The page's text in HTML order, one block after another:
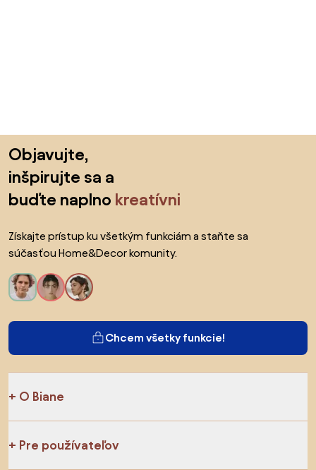
Objavujte,
inšpirujte sa a
buďte naplno kreatívni
Získajte prístup ku všetkým funkciám a staňte sa
súčasťou Home&Decor komunity.
Chcem všetky funkcie!
O Biane
Pre používateľov